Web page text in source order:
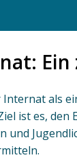
Ein
als
ist es,
und